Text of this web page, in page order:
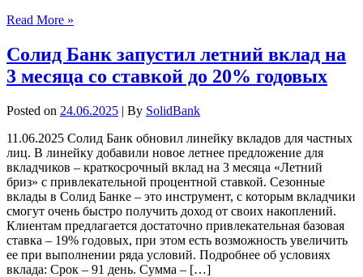
Read More »
Солид Банк запустил летний вклад на
3 месяца со ставкой до 20% годовых
Posted on 24.06.2025 | By SolidBank
11.06.2025 Солид Банк обновил линейку вкладов для частных
лиц. В линейку добавили новое летнее предложение для
вкладчиков – краткосрочный вклад на 3 месяца «Летний
бриз» с привлекательной процентной ставкой. Сезонные
вклады в Солид Банке – это инструмент, с которым вкладчики
смогут очень быстро получить доход от своих накоплений.
Клиентам предлагается достаточно привлекательная базовая
ставка – 19% годовых, при этом есть возможность увеличить
ее при выполнении ряда условий. Подробнее об условиях
вклада: Срок – 91 день. Сумма – […]